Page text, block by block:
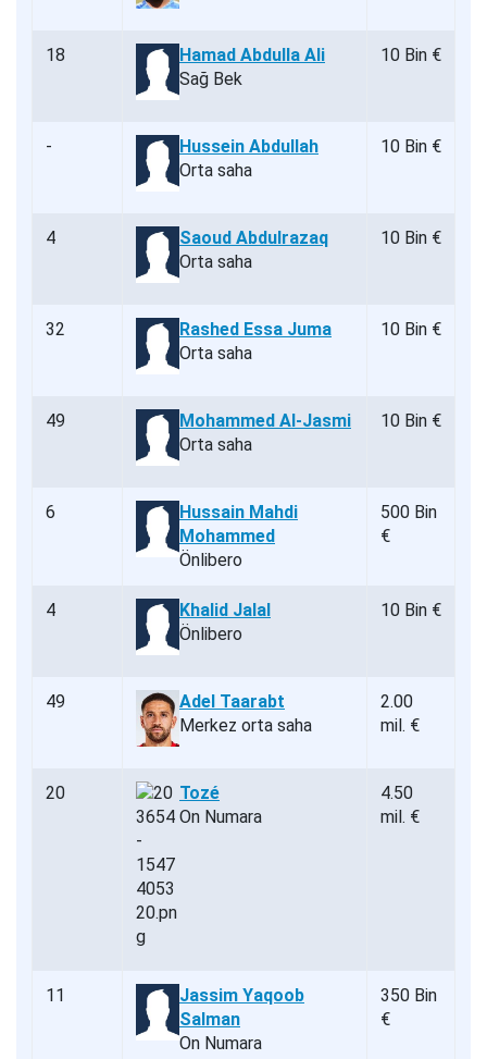
18
Hamad Abdulla Ali
Sağ Bek
10 Bin €
-
Hussein Abdullah
Orta saha
10 Bin €
4
Saoud Abdulrazaq
Orta saha
10 Bin €
32
Rashed Essa Juma
Orta saha
10 Bin €
49
Mohammed Al-Jasmi
Orta saha
10 Bin €
6
Hussain Mahdi
Mohammed
Önlibero
500 Bin
€
4
Khalid Jalal
Önlibero
10 Bin €
49
Adel Taarabt
Merkez orta saha
2.00
mil. €
20
Tozé
On Numara
4.50
mil. €
11
Jassim Yaqoob
Salman
On Numara
350 Bin
€